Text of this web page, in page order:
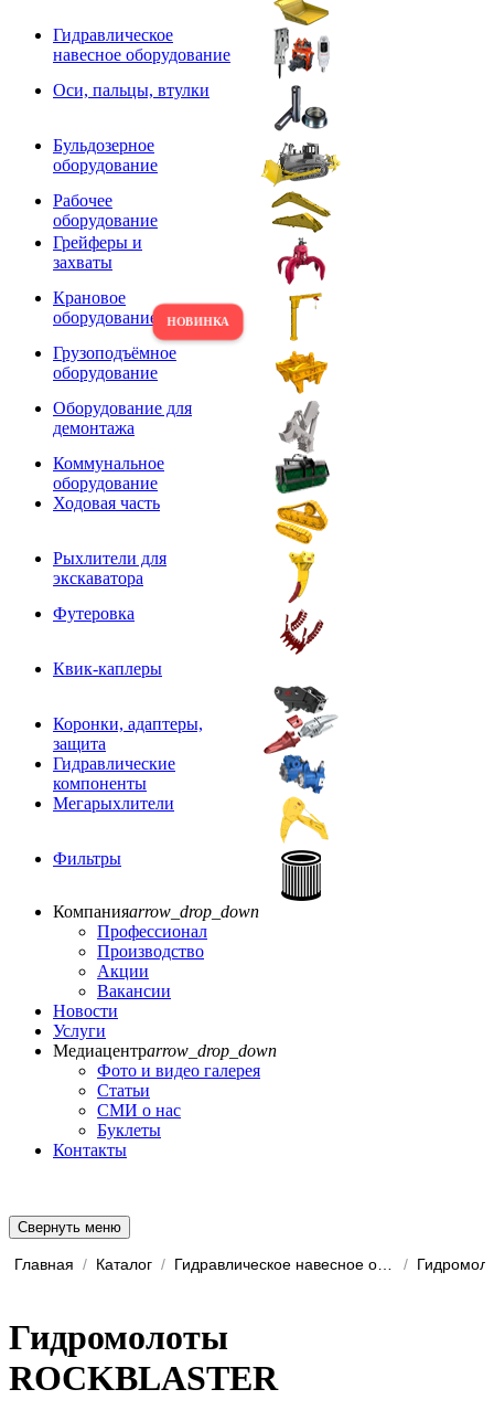
Гидравлическое
навесное оборудование
Оси, пальцы, втулки
Бульдозерное
оборудование
Рабочее
оборудование
Грейферы и
захваты
Крановое
оборудование
Грузоподъёмное
оборудование
Оборудование для
демонтажа
Коммунальное
оборудование
Ходовая часть
Рыхлители для
экскаватора
Футеровка
Квик-каплеры
Коронки, адаптеры,
защита
Гидравлические
компоненты
Мегарыхлители
Фильтры
Компанияarrow_drop_down
Профессионал
Производство
Акции
Вакансии
Новости
Услуги
Медиацентрarrow_drop_down
Фото и видео галерея
Статьи
СМИ о нас
Буклеты
Контакты
Свернуть меню
Главная / Каталог / /
Гидромолоты
ROCKBLASTER